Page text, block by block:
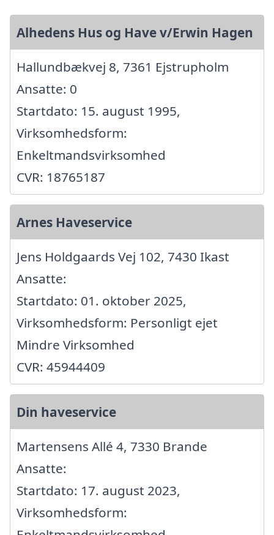
Alhedens Hus og Have v/Erwin Hagen
Hallundbækvej 8, 7361 Ejstrupholm
Ansatte: 0
Startdato: 15. august 1995,
Virksomhedsform:
Enkeltmandsvirksomhed
CVR: 18765187
Arnes Haveservice
Jens Holdgaards Vej 102, 7430 Ikast
Ansatte:
Startdato: 01. oktober 2025,
Virksomhedsform: Personligt ejet
Mindre Virksomhed
CVR: 45944409
Din haveservice
Martensens Allé 4, 7330 Brande
Ansatte:
Startdato: 17. august 2023,
Virksomhedsform: